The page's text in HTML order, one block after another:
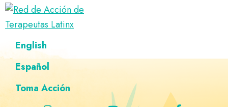
Saltar
navegación
principal
Ir
al
principal
Saltar
al
página
Saltar
navegación
personalizada
Red
de
Acción
de
Latinx
Directorio
terapeutas
Latinx
English
Español
Toma Acción